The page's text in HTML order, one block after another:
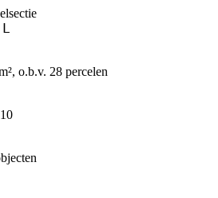
o.b.v. 28 percelen